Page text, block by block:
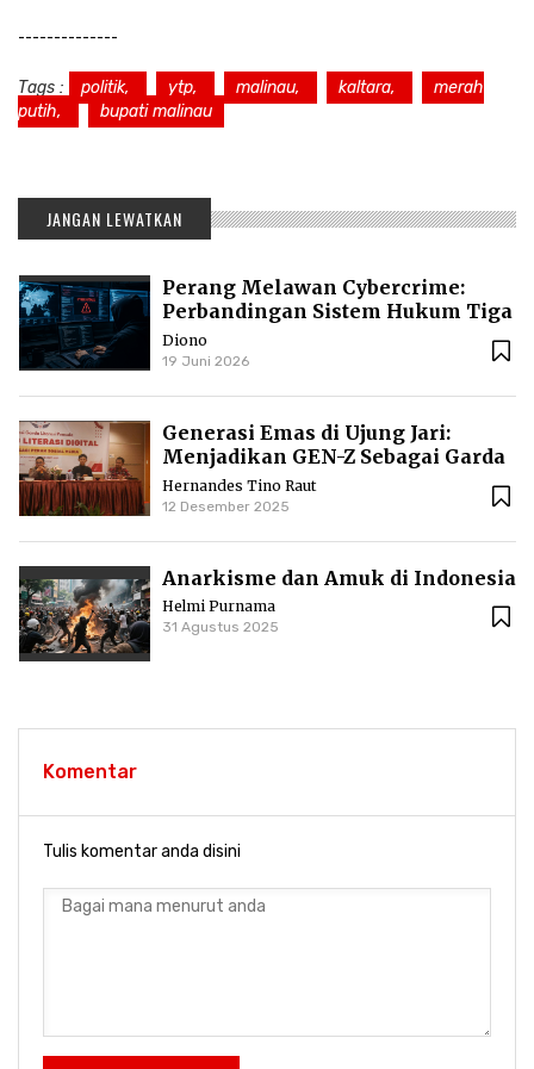
--------------
Tags : politik, ytp, malinau, kaltara,
merah
putih,
bupati malinau
JANGAN LEWATKAN
Perang Melawan Cybercrime:
Perbandingan Sistem Hukum Tiga
Negara
Diono
19 Juni 2026
Generasi Emas di Ujung Jari:
Menjadikan GEN-Z Sebagai Garda
Literasi dalam polarisasi bonus
demografi
Hernandes Tino Raut
12 Desember 2025
Anarkisme dan Amuk di Indonesia
Helmi Purnama
31 Agustus 2025
Komentar
Tulis komentar anda disini